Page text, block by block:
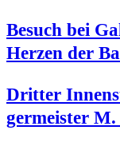
Besuch bei
Her­zen der
Drit­ter
ger­meis­ter